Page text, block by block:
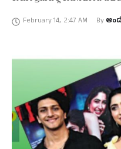
February 14, 2:47 AM By